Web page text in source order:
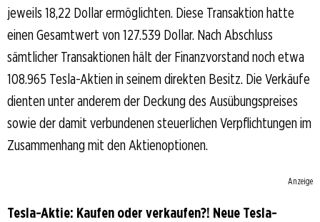
jeweils 18,22 Dollar ermöglichten. Diese Transaktion hatte
einen Gesamtwert von 127.539 Dollar. Nach Abschluss
sämtlicher Transaktionen hält der Finanzvorstand noch etwa
108.965 Tesla-Aktien in seinem direkten Besitz. Die Verkäufe
dienten unter anderem der Deckung des Ausübungspreises
sowie der damit verbundenen steuerlichen Verpflichtungen im
Zusammenhang mit den Aktienoptionen.
Anzeige
Tesla-Aktie: Kaufen oder verkaufen?! Neue Tesla-